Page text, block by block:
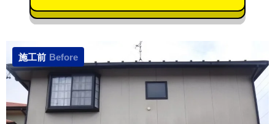
施工前 Before